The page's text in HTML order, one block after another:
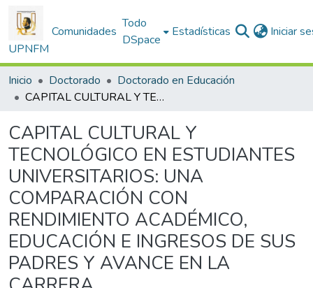
UPNFM
Comunidades
Todo
DSpace
Estadísticas Iniciar
Inicio Doctorado
Doctorado en Educación
CAPITAL CULTURAL Y TECNOLÓGICO EN ESTUDIANTES UNIVERSITARIOS: UNA COMPARACIÓN CON RENDIMIENTO ACADÉMICO, EDUCACIÓN E INGRESOS DE SUS PADRES Y AVANCE EN LA CARRERA
CAPITAL CULTURAL Y
TECNOLÓGICO EN ESTUDIANTES
UNIVERSITARIOS: UNA
COMPARACIÓN CON
RENDIMIENTO ACADÉMICO,
EDUCACIÓN E INGRESOS DE SUS
PADRES Y AVANCE EN LA